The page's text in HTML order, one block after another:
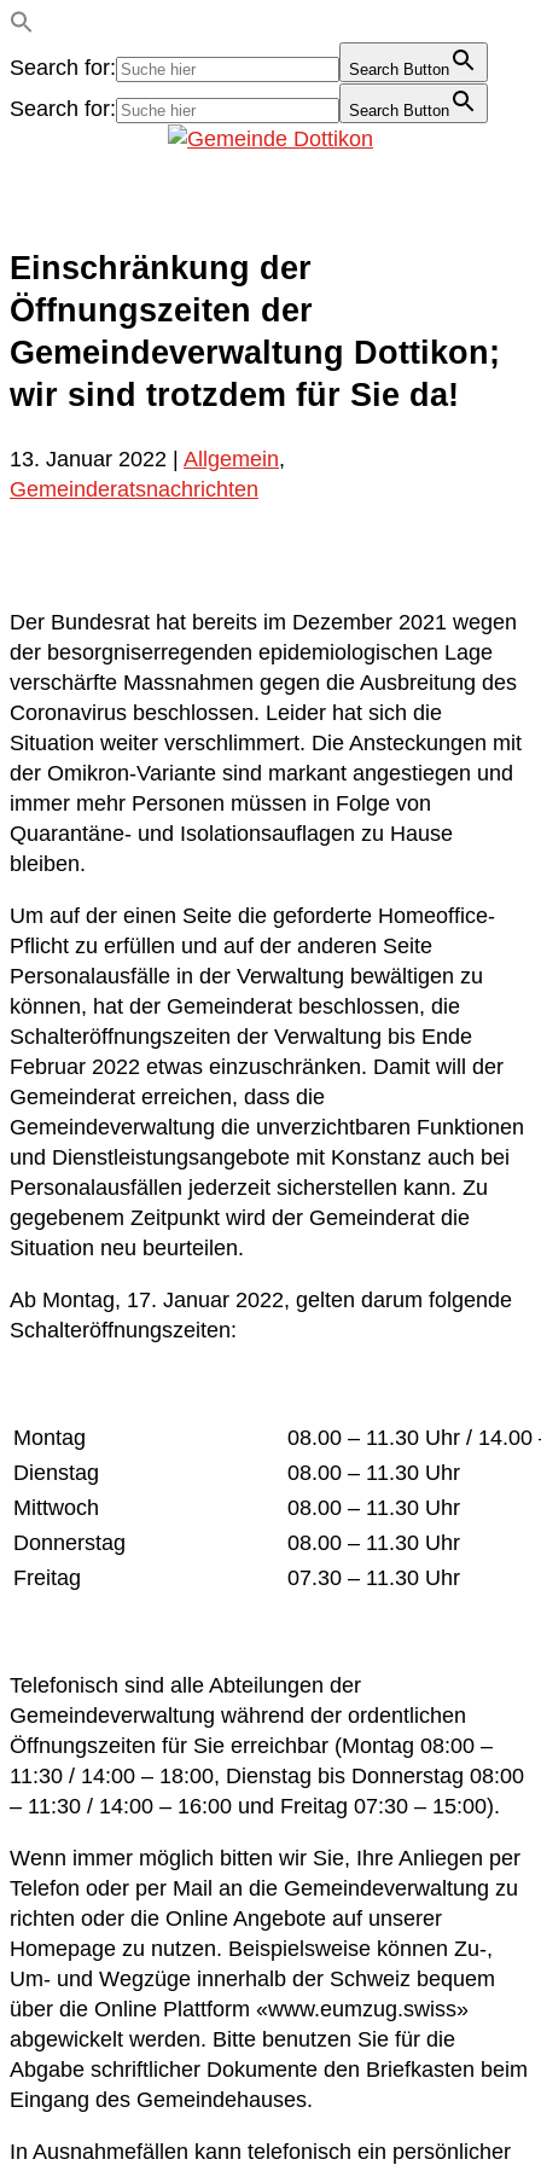
Search for: Search Button
Search for: Search Button
Einschränkung der
Öffnungszeiten der
Gemeindeverwaltung Dottikon;
wir sind trotzdem für Sie da!
13. Januar 2022 | Allgemein,
Gemeinderatsnachrichten
Der Bundesrat hat bereits im Dezember 2021 wegen
der besorgniserregenden epidemiologischen Lage
verschärfte Massnahmen gegen die Ausbreitung des
Coronavirus beschlossen. Leider hat sich die
Situation weiter verschlimmert. Die Ansteckungen mit
der Omikron-Variante sind markant angestiegen und
immer mehr Personen müssen in Folge von
Quarantäne- und Isolationsauflagen zu Hause
bleiben.
Um auf der einen Seite die geforderte Homeoffice-
Pflicht zu erfüllen und auf der anderen Seite
Personalausfälle in der Verwaltung bewältigen zu
können, hat der Gemeinderat beschlossen, die
Schalteröffnungszeiten der Verwaltung bis Ende
Februar 2022 etwas einzuschränken. Damit will der
Gemeinderat erreichen, dass die
Gemeindeverwaltung die unverzichtbaren Funktionen
und Dienstleistungsangebote mit Konstanz auch bei
Personalausfällen jederzeit sicherstellen kann. Zu
gegebenem Zeitpunkt wird der Gemeinderat die
Situation neu beurteilen.
Ab Montag, 17. Januar 2022, gelten darum folgende
Schalteröffnungszeiten:
Montag
08.00 – 11.30 Uhr / 14.00
Dienstag
08.00 – 11.30 Uhr
Mittwoch
08.00 – 11.30 Uhr
Donnerstag
08.00 – 11.30 Uhr
Freitag
07.30 – 11.30 Uhr
Telefonisch sind alle Abteilungen der
Gemeindeverwaltung während der ordentlichen
Öffnungszeiten für Sie erreichbar (Montag 08:00 –
11:30 / 14:00 – 18:00, Dienstag bis Donnerstag 08:00
– 11:30 / 14:00 – 16:00 und Freitag 07:30 – 15:00).
Wenn immer möglich bitten wir Sie, Ihre Anliegen per
Telefon oder per Mail an die Gemeindeverwaltung zu
richten oder die Online Angebote auf unserer
Homepage zu nutzen. Beispielsweise können Zu-,
Um- und Wegzüge innerhalb der Schweiz bequem
über die Online Plattform «www.eumzug.swiss»
abgewickelt werden. Bitte benutzen Sie für die
Abgabe schriftlicher Dokumente den Briefkasten beim
Eingang des Gemeindehauses.
In Ausnahmefällen kann telefonisch ein persönlicher